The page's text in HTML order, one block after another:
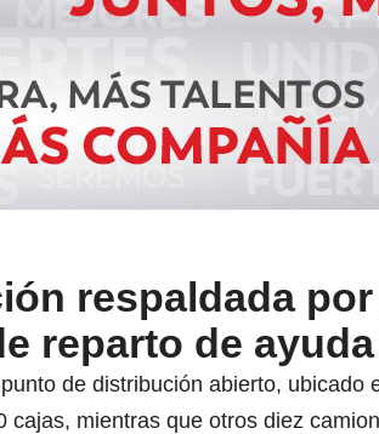
respaldada
reparto de
de distribución abierto,
cajas, mientras que otros diez